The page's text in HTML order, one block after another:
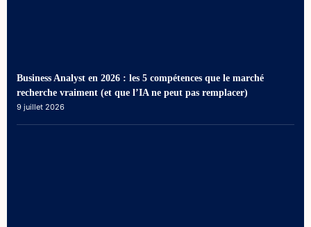
Business Analyst en 2026 : les 5 compétences que le marché
recherche vraiment (et que l’IA ne peut pas remplacer)
9 juillet 2026